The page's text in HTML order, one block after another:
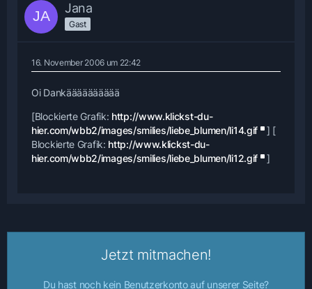
Jana
Gast
16. November 2006 um 22:42
Oi Dankääääääääää
[Blockierte Grafik: http://www.klickst-du-
hier.com/wbb2/images/smilies/liebe_blumen/li14.gif
] [
Blockierte Grafik: http://www.klickst-du-
hier.com/wbb2/images/smilies/liebe_blumen/li12.gif
]
Jetzt mitmachen!
Du hast noch kein Benutzerkonto auf unserer Seite?